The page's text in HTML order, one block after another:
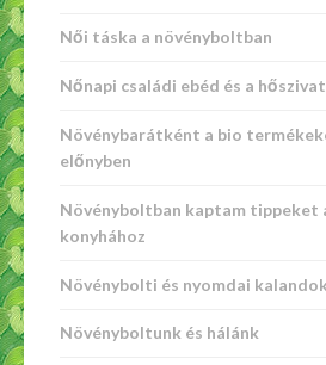
Női táska a növényboltban
Nőnapi családi ebéd és a
Növénybarátként a bio
előnyben
Növényboltban kaptam tippeket
konyhához
Növénybolti és nyomdai
Növényboltunk és hálánk